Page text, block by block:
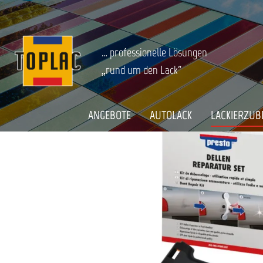
Zur Hauptnavigation springen
… professionelle Lösungen
„rund um den Lack“
ANGEBOTE AUTOLACK
Startseite LACKIERZUBEHÖR Werkstatteinrichtung
PRESTO DIY DELLEN-REPARATUR-
Bildergalerie überspringen